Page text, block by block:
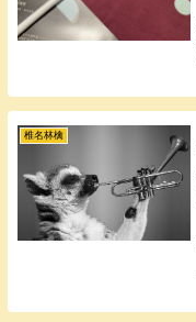
椎名林檎